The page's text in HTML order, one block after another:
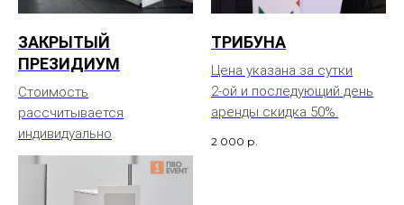
ЗАКРЫТЫЙ
ПРЕЗИДИУМ
Стоимость
рассчитывается
индивидуально
ТРИБУНА
Цена указана за сутки
2-ой и последующий день
аренды скидка 50%.
2 000 р.